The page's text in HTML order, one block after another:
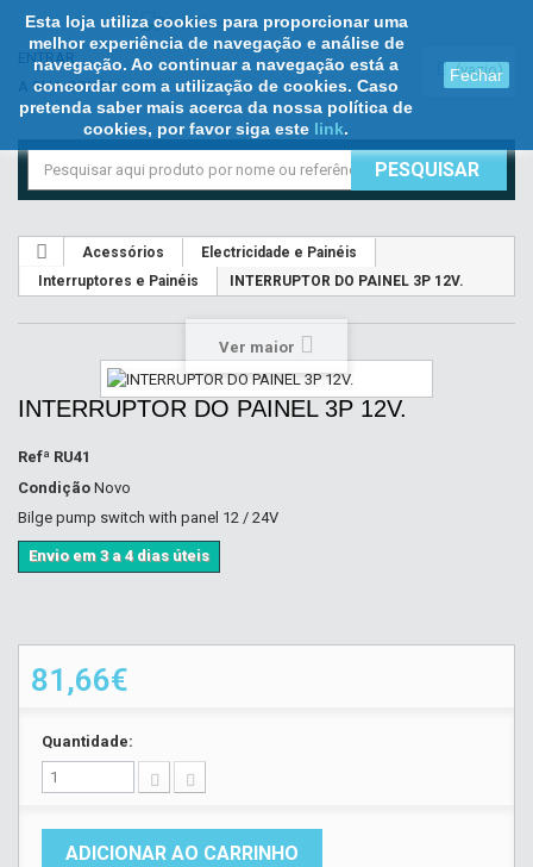
Esta loja utiliza cookies para proporcionar uma
melhor experiência de navegação e análise de
navegação. Ao continuar a navegação está a
concordar com a utilização de cookies. Caso
pretenda saber mais acerca da nossa política de
cookies, por favor siga este link.
Fechar
(vazio)
ENTRAR
A SUA CONTA
PESQUISAR
Acessórios
Electricidade e Painéis
Interruptores e Painéis
INTERRUPTOR DO PAINEL 3P 12V.
Ver maior
INTERRUPTOR DO PAINEL 3P 12V.
Refª RU41
Condição Novo
Bilge pump switch with panel 12 / 24V
Envio em 3 a 4 dias úteis
81,66€
Quantidade:
ADICIONAR AO CARRINHO